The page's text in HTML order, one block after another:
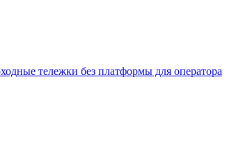
тележки без платформы для оператора